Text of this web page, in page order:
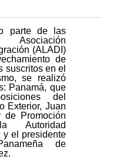
parte de las
(ALADI)
de
suscritos en el
se realizó
Panamá, que
del
Exterior, Juan
de Promoción
Autoridad
y el presidente
de